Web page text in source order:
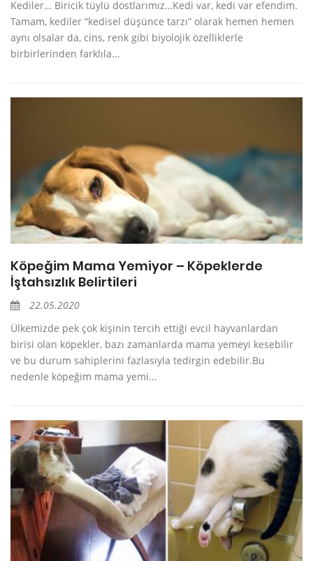
Kediler… Biricik tüylü dostlarımız…Kedi var, kedi var efendim.
Tamam, kediler “kedisel düşünce tarzı” olarak hemen hemen
aynı olsalar da, cins, renk gibi biyolojik özelliklerle
birbirlerinden farklıla...
Köpeğim Mama Yemiyor – Köpeklerde
İştahsızlık Belirtileri
22.05.2020
Ülkemizde pek çok kişinin tercih ettiği evcil hayvanlardan
birisi olan köpekler, bazı zamanlarda mama yemeyi kesebilir
ve bu durum sahiplerini fazlasıyla tedirgin edebilir.Bu
nedenle köpeğim mama yemi...